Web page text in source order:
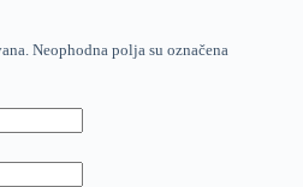
Neophodna polja su označena